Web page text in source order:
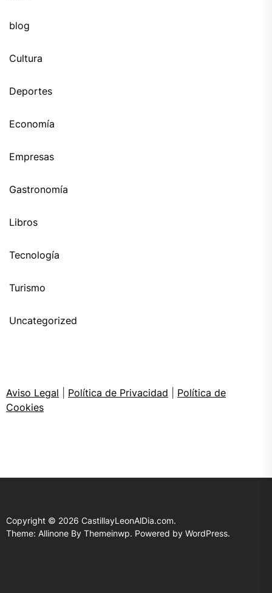
blog
Cultura
Deportes
Economía
Empresas
Gastronomía
Libros
Tecnología
Turismo
Uncategorized
Aviso Legal Política de Privacidad
Política de
Cookies
Copyright © 2026 CastillayLeonAlDia.com.
Theme: Allinone By Themeinwp. Powered by WordPress.